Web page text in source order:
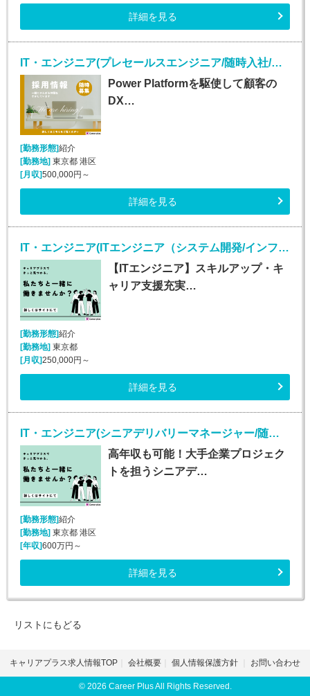
詳細を見る
IT・エンジニア(プレセールスエンジニア/随時入社/正社員)
Power Platformを駆使して顧客の
DX…
[勤務形態]紹介
[勤務地] 東京都 港区
[月収]500,000円～
詳細を見る
IT・エンジニア(ITエンジニア（システム開発/インフラ/Webエンジニア）)
【ITエンジニア】スキルアップ・キ
ャリア支援充実…
[勤務形態]紹介
[勤務地] 東京都
[月収]250,000円～
詳細を見る
IT・エンジニア(シニアデリバリーマネージャー/随時入社/正社員)
高年収も可能！大手企業プロジェク
トを担うシニアデ…
[勤務形態]紹介
[勤務地]東京都 港区
[年収]600万円～
詳細を見る
リストにもどる
キャリアプラス求人情報TOP 会社概要 個人情報保護方針 お問い合わせ
© 2026 Career Plus All Rights Reserved.